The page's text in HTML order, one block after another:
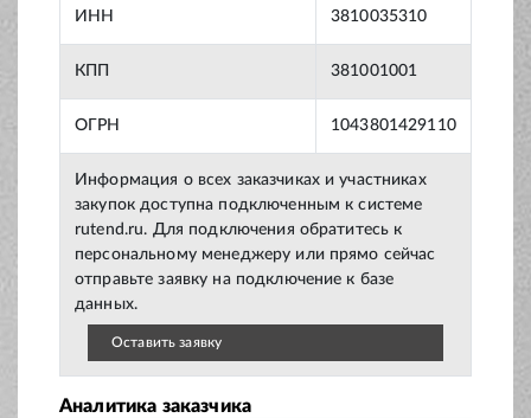
ИНН 3810035310
КПП 381001001
ОГРН 1043801429110
Информация о всех заказчиках и участниках
закупок доступна подключенным к системе
rutend.ru. Для подключения обратитесь к
персональному менеджеру или прямо сейчас
отправьте заявку на подключение к базе
данных.
Оставить заявку
Аналитика заказчика